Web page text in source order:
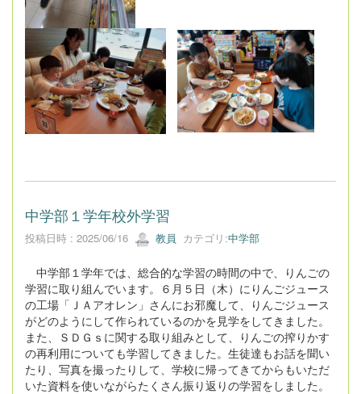
中学部１学年校外学習
投稿日時 : 2025/06/16 教員 カテゴリ:中学部
中学部１学年では、総合的な学習の時間の中で、りんごの
学習に取り組んでいます。６月５日（木）にりんごジュース
の工場「ＪＡアオレン」さんにお邪魔して、りんごジュース
がどのようにして作られているのかを見学をしてきました。
また、ＳＤＧｓに関する取り組みとして、りんごの搾りかす
の再利用についても学習してきました。生徒達もお話を聞い
たり、写真を撮ったりして、学校に帰ってきてからもいただ
いた資料を使いながらたくさん振り返りの学習をしました。